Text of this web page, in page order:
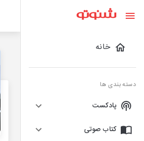
خانه
دسته بندی ها
پادکست
کتاب صوتی